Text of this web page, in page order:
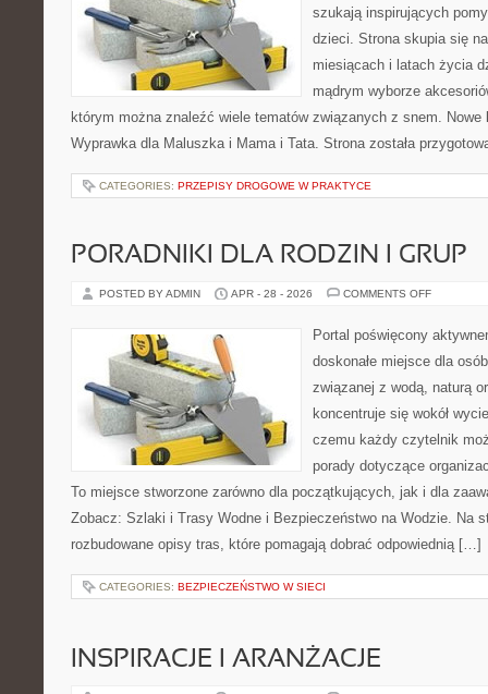
szukają inspirujących
dzieci. Strona skupia się
miesiącach i latach życia
mądrym wyborze
którym można znaleźć wiele tematów związanych z snem. Nowe
Wyprawka dla Maluszka i Mama i Tata. Strona została
CATEGORIES: PRZEPISY DROGOWE W PRAKTYCE
PORADNIKI DLA RODZIN I GRUP
POSTED BY ADMIN APR - 28 - 2026 COMMENTS OFFON
RODZIN
I
Portal poświęcony
doskonałe miejsce dla
związanej z wodą, naturą
koncentruje się wokół
czemu każdy czytelnik
porady dotyczące
To miejsce stworzone zarówno dla początkujących, jak i dla
Zobacz: Szlaki i Trasy Wodne i Bezpieczeństwo na Wodzie. Na
rozbudowane opisy tras, które pomagają dobrać odpowiednią […]
CATEGORIES: BEZPIECZEŃSTWO W SIECI
INSPIRACJE I ARANŻACJE